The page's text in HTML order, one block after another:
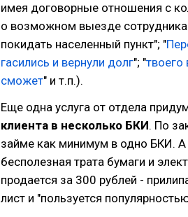
имея договорные отношения с
о возможном выезде
покидать населенный пункт"; "
гасились и вернули долг"; "твоего
сможет" и т.п.).
Еще одна услуга от отдела
клиента в несколько БКИ. По
займе как минимум в одно БКИ. А
бесполезная трата бумаги и
продается за 300 рублей -
лист и "пользуется